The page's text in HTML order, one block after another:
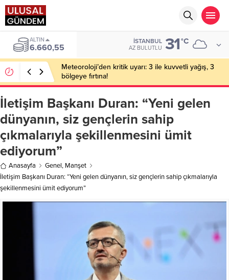
ALTIN
6.660,55
İSTANBUL
AZ BULUTLU 31°C
Meteoroloji’den kritik uyarı: 3 ile kuvvetli yağış, 3
bölgeye fırtına!
İletişim Başkanı Duran: “Yeni gelen
dünyanın, siz gençlerin sahip
çıkmalarıyla şekillenmesini ümit
ediyorum”
Anasayfa Genel, Manşet
İletişim Başkanı Duran: “Yeni gelen dünyanın, siz gençlerin sahip çıkmalarıyla
şekillenmesini ümit ediyorum”